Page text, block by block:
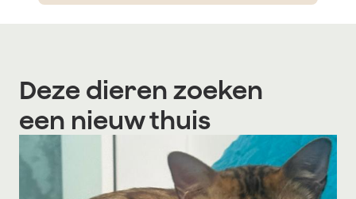
Deze dieren zoeken
een nieuw thuis